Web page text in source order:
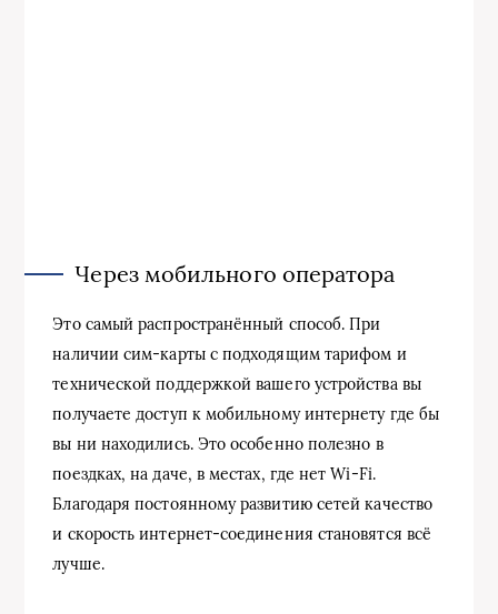
Через мобильного оператора
Это самый распространённый способ. При
наличии сим-карты с подходящим тарифом и
технической поддержкой вашего устройства вы
получаете доступ к мобильному интернету где бы
вы ни находились. Это особенно полезно в
поездках, на даче, в местах, где нет Wi-Fi.
Благодаря постоянному развитию сетей качество
и скорость интернет-соединения становятся всё
лучше.